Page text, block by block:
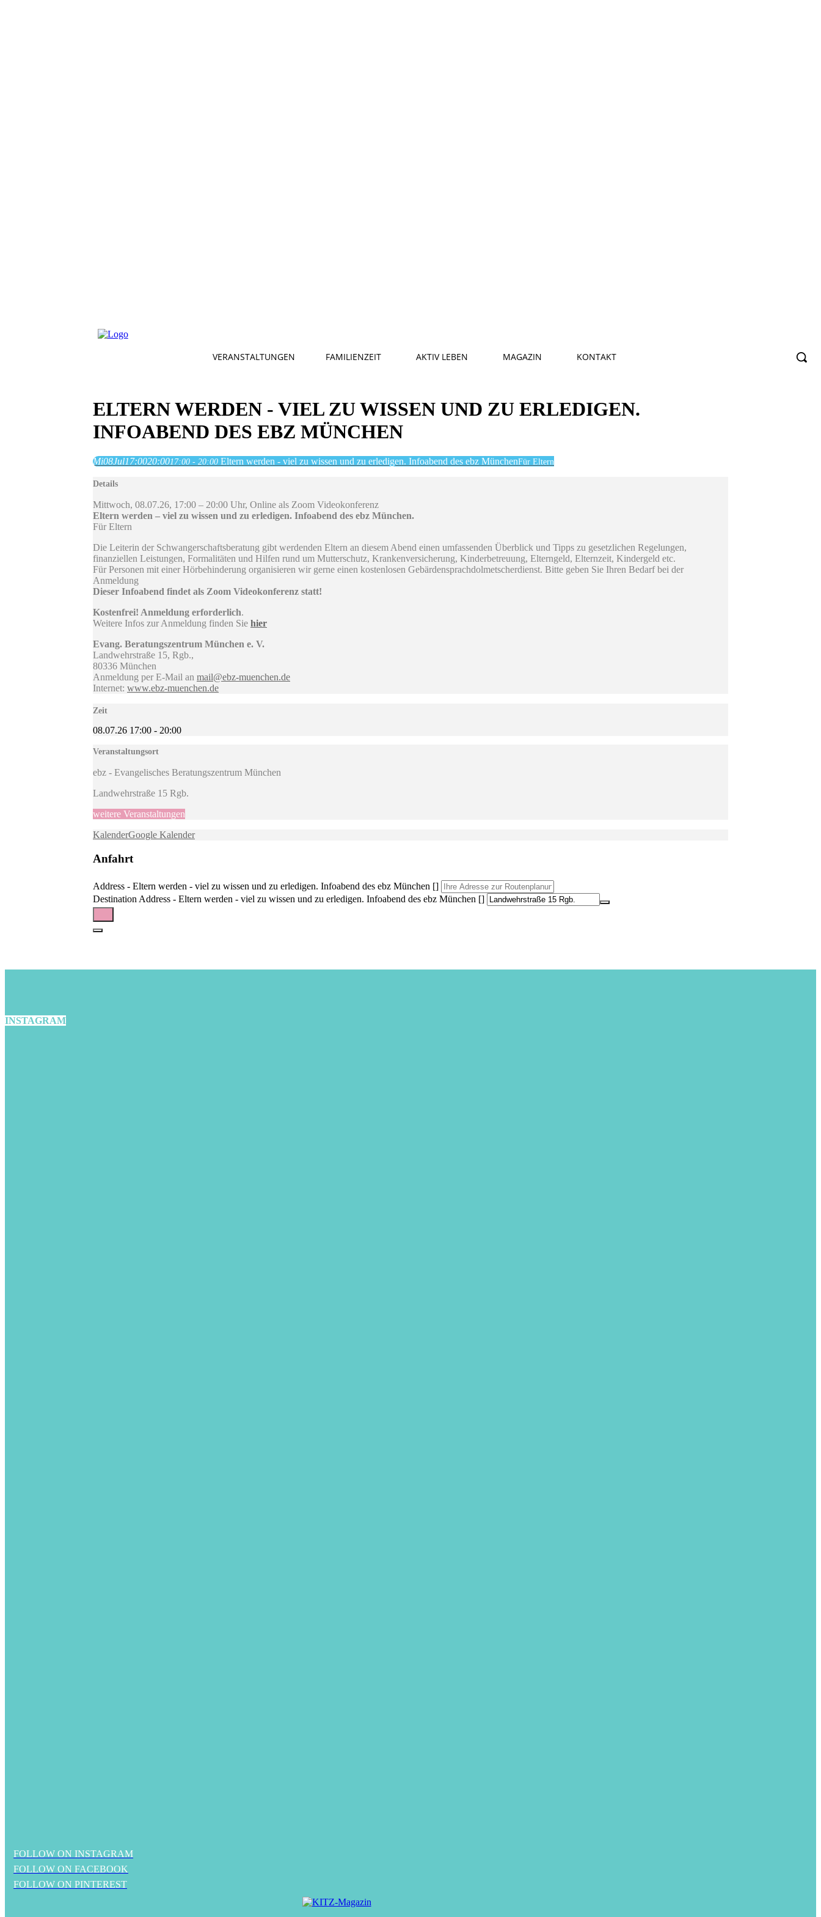
VERANSTALTUNGEN FAMILIENZEIT AKTIV LEBEN MAGAZIN KONTAKT
ELTERN WERDEN - VIEL ZU WISSEN UND ZU ERLEDIGEN.
INFOABEND DES EBZ MÜNCHEN
Mi08Jul17:0020:0017:00 - 20:00 Eltern werden - viel zu wissen und zu erledigen. Infoabend des ebz MünchenFür Eltern
Details
Mittwoch, 08.07.26, 17:00 – 20:00 Uhr, Online als Zoom Videokonferenz
Eltern werden – viel zu wissen und zu erledigen. Infoabend des ebz München.
Für Eltern
Die Leiterin der Schwangerschaftsberatung gibt werdenden Eltern an diesem Abend einen umfassenden Überblick und Tipps zu gesetzlichen Regelungen,
finanziellen Leistungen, Formalitäten und Hilfen rund um Mutterschutz, Krankenversicherung, Kinderbetreuung, Elterngeld, Elternzeit, Kindergeld etc.
Für Personen mit einer Hörbehinderung organisieren wir gerne einen kostenlosen Gebärdensprachdolmetscherdienst. Bitte geben Sie Ihren Bedarf bei der
Anmeldung
Dieser Infoabend findet als Zoom Videokonferenz statt!
Kostenfrei! Anmeldung erforderlich.
Weitere Infos zur Anmeldung finden Sie hier
Evang. Beratungszentrum München e. V.
Landwehrstraße 15, Rgb.,
80336 München
Anmeldung per E-Mail an mail@ebz-muenchen.de
Internet: www.ebz-muenchen.de
Zeit
08.07.26 17:00 - 20:00
Veranstaltungsort
ebz - Evangelisches Beratungszentrum München
Landwehrstraße 15 Rgb.
weitere Veranstaltungen
KalenderGoogle Kalender
Anfahrt
Address - Eltern werden - viel zu wissen und zu erledigen. Infoabend des ebz München []
Destination Address - Eltern werden - viel zu wissen und zu erledigen. Infoabend des ebz München []
INSTAGRAM
FOLLOW ON INSTAGRAM
FOLLOW ON FACEBOOK
FOLLOW ON PINTEREST